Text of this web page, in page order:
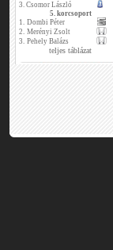
3. Csomor László
5. korcsoport
1. Dombi Péter
2. Merényi Zsolt
3. Pehely Balázs
teljes táblázat